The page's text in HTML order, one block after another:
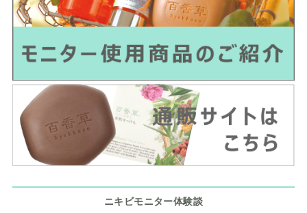
ニキビモニター体験談